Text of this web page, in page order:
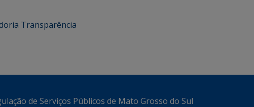
Transparência
de Serviços Públicos de Mato Grosso do Sul